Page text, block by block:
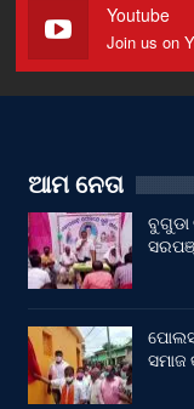
Youtube
Join us on
ଆମ ନେତା
ବୁଗୁଡା